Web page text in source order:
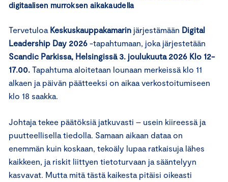
digitaalisen murroksen aikakaudella
Tervetuloa Keskuskauppakamarin järjestämään Digital
Leadership Day 2026 -tapahtumaan, joka järjestetään
Scandic Parkissa, Helsingissä 3. joulukuuta 2026 Klo 12-
17.00. Tapahtuma aloitetaan lounaan merkeissä klo 11
alkaen ja päivän päätteeksi on aikaa verkostoitumiseen
klo 18 saakka.
Johtaja tekee päätöksiä jatkuvasti – usein kiireessä ja
puutteellisella tiedolla. Samaan aikaan dataa on
enemmän kuin koskaan, tekoäly lupaa ratkaisuja lähes
kaikkeen, ja riskit liittyen tietoturvaan ja sääntelyyn
kasvavat. Mutta mitä tästä kaikesta pitäisi oikeasti